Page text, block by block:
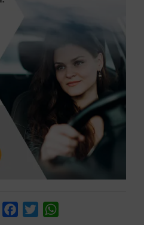
Facebook
Twitter